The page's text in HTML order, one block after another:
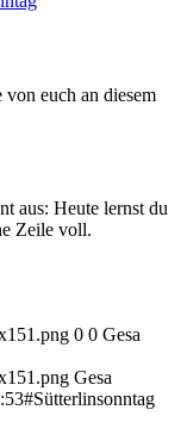
von euch an diesem
aus: Heute lernst du
Zeile voll.
0 0 Gesa
Gesa
#Sütterlinsonntag